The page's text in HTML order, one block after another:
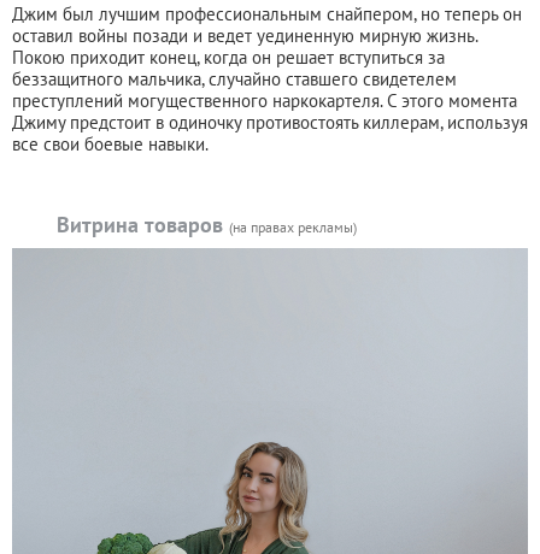
Джим был лучшим профессиональным снайпером, но теперь он
оставил войны позади и ведет уединенную мирную жизнь.
Покою приходит конец, когда он решает вступиться за
беззащитного мальчика, случайно ставшего свидетелем
преступлений могущественного наркокартеля. С этого момента
Джиму предстоит в одиночку противостоять киллерам, используя
все свои боевые навыки.
Витрина товаров (на правах рекламы)